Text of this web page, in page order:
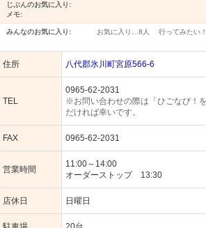
じぶんのお気に入り:
メモ:
みんなのお気に入り: お気に入り… 8人 行ってみたい
住所 八代郡氷川町宮原566-6
TEL
0965-62-2031
※お問い合わせの際は「ひごなび！
だければ幸いです。
FAX 0965-62-2031
営業時間
11:00～14:00
オーダーストップ 13:30
店休日 日曜日